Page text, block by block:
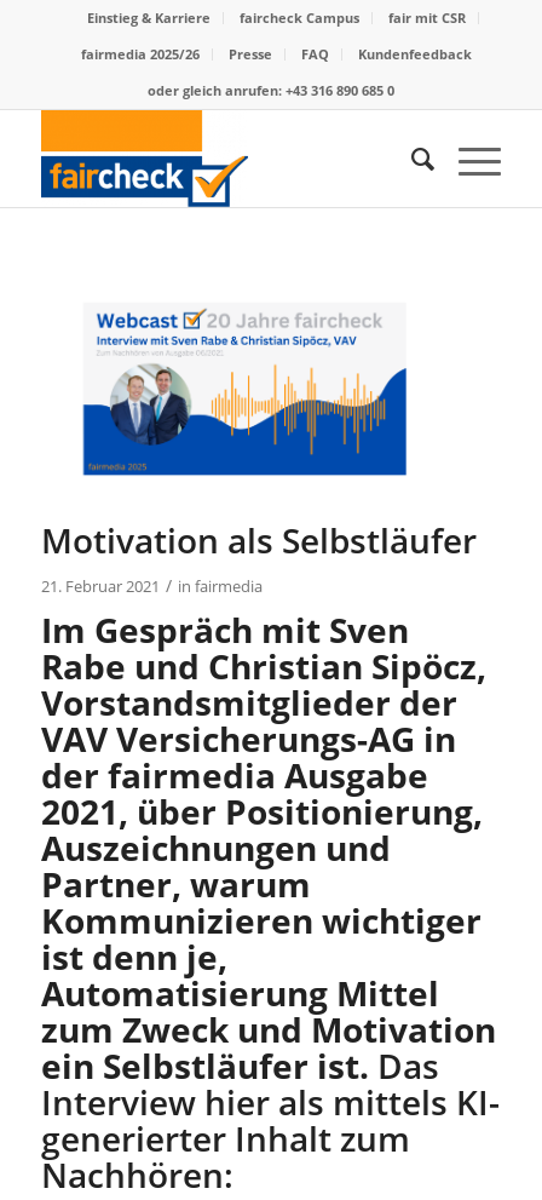
Einstieg & Karriere faircheck Campus
fair mit CSR
fairmedia 2025/26
Presse FAQ
Kundenfeedback
oder gleich anrufen: +43 316 890 685 0
Motivation als Selbstläufer
21. Februar 2021 / in fairmedia
Im Gespräch mit Sven
Rabe und Christian Sipöcz,
Vorstandsmitglieder der
VAV Versicherungs-AG in
der fairmedia Ausgabe
2021, über Positionierung,
Auszeichnungen und
Partner, warum
Kommunizieren wichtiger
ist denn je,
Automatisierung Mittel
zum Zweck und Motivation
ein Selbstläufer ist. Das
Interview hier als mittels KI-
generierter Inhalt zum
Nachhören: